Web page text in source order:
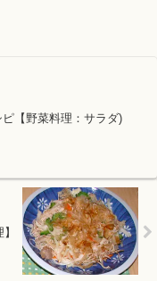
【野菜料理：サラダ)